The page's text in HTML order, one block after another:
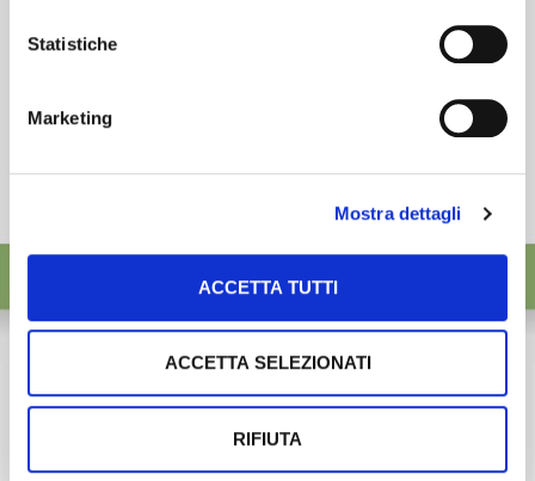
Statistiche
Marketing
Mostra dettagli
ACCETTA TUTTI
ACCETTA SELEZIONATI
RIFIUTA